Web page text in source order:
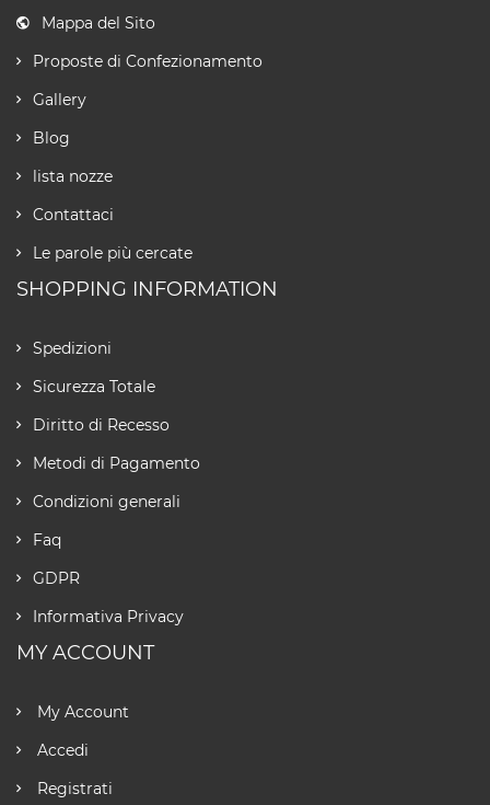
Mappa del Sito
Proposte di Confezionamento
Gallery
Blog
lista nozze
Contattaci
Le parole più cercate
SHOPPING INFORMATION
Spedizioni
Sicurezza Totale
Diritto di Recesso
Metodi di Pagamento
Condizioni generali
Faq
GDPR
Informativa Privacy
MY ACCOUNT
My Account
Accedi
Registrati